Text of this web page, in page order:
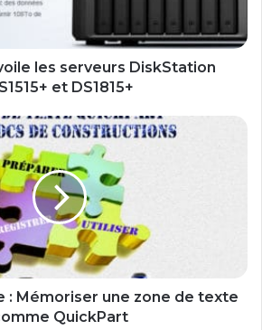
les serveurs DiskStation
et DS1815+
: Mémoriser une zone de texte
QuickPart